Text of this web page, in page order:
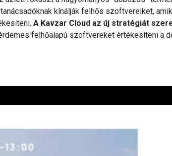
kínálják felhős szoftvereiket,
A Kavzar Cloud az új stratégiát
felhőalapú szoftvereket értékesíteni a